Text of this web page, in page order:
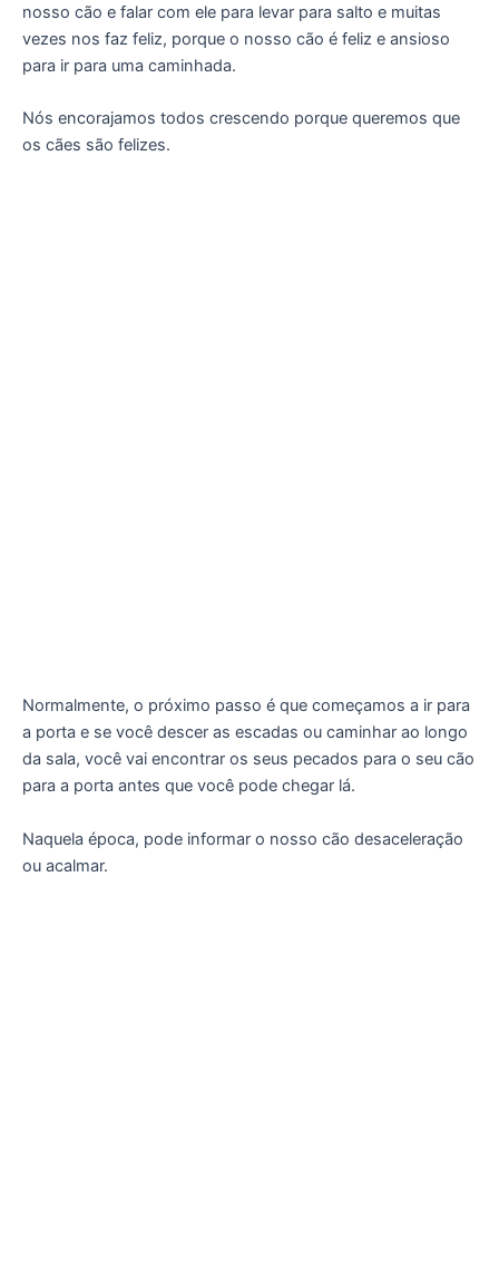
nosso cão e falar com ele para levar para salto e muitas
vezes nos faz feliz, porque o nosso cão é feliz e ansioso
para ir para uma caminhada.
Nós encorajamos todos crescendo porque queremos que
os cães são felizes.
Normalmente, o próximo passo é que começamos a ir para
a porta e se você descer as escadas ou caminhar ao longo
da sala, você vai encontrar os seus pecados para o seu cão
para a porta antes que você pode chegar lá.
Naquela época, pode informar o nosso cão desaceleração
ou acalmar.